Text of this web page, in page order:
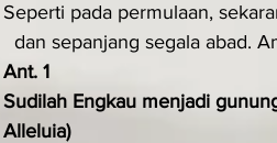
Seperti pada permulaan,
dan sepanjang segala abad.
Ant. 1
Sudilah Engkau menjadi
Alleluia)